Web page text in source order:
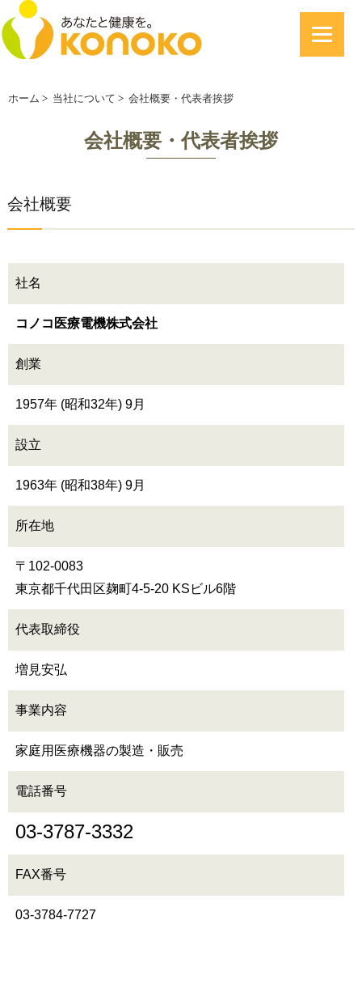
ホーム > 当社について > 会社概要・代表者挨拶
会社概要・代表者挨拶
会社概要
社名
コノコ医療電機株式会社
創業
1957年 (昭和32年) 9月
設立
1963年 (昭和38年) 9月
所在地
〒102-0083
東京都千代田区麹町4-5-20 KSビル6階
代表取締役
増見安弘
事業内容
家庭用医療機器の製造・販売
電話番号
03-3787-3332
FAX番号
03-3784-7727